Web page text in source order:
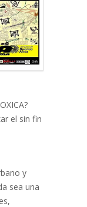
el sin fin
y
sea una